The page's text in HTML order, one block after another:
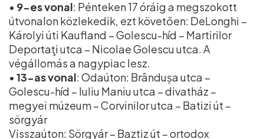
• 9-es vonal: Pénteken 17 óráig a megszokott
útvonalon közlekedik, ezt követően: DeLonghi –
Károlyi úti Kaufland – Golescu-híd – Martirilor
Deportaţi utca – Nicolae Golescu utca. A
végállomás a nagypiac lesz.
• 13-as vonal: Odaúton: Brândușa utca –
Golescu-híd – Iuliu Maniu utca – divatház –
megyei múzeum – Corvinilor utca – Batizi út –
sörgyár
Visszaúton: Sörgyár – Baztiz út – ortodox